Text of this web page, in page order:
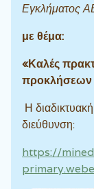
Εγκλήματος
με θέμα:
«Καλές
προκλήσεων
Η
διεύθυνση:
https://